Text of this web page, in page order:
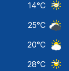
14°C
25°C
20°C
28°C